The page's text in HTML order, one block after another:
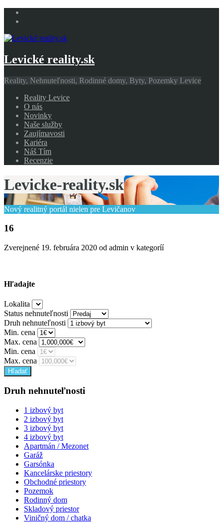
Levické reality.sk
Reality, Nehnuteľnosti, Rodinné domy, Byty, Pozemky Levice
Reality Levice
O nás
Novinky
Naše služby
Zaujímavosti
Kariéra
Náš Tím
Recenzie
Levicke-reality.sk
Nový realitný portál nielen pre Levičanov
16
Zverejnené 19. februára 2020 od admin v kategoríí
Hľadajte
Lokalita
Status nehnuteľnosti
Druh nehnuteľnosti
Min. cena
Max. cena
Min. cena
Max. cena
Druh nehnuteľnosti
1 izbový byt
2 izbový byt
3 izbový byt
4 izbový byt
Apartmán / Mezonet
Garáž
Garsónka
Kancelárske priestory
Obchodné priestory
Pozemok
Rodinný dom
Skladový priestor
Viničný dom / chatka